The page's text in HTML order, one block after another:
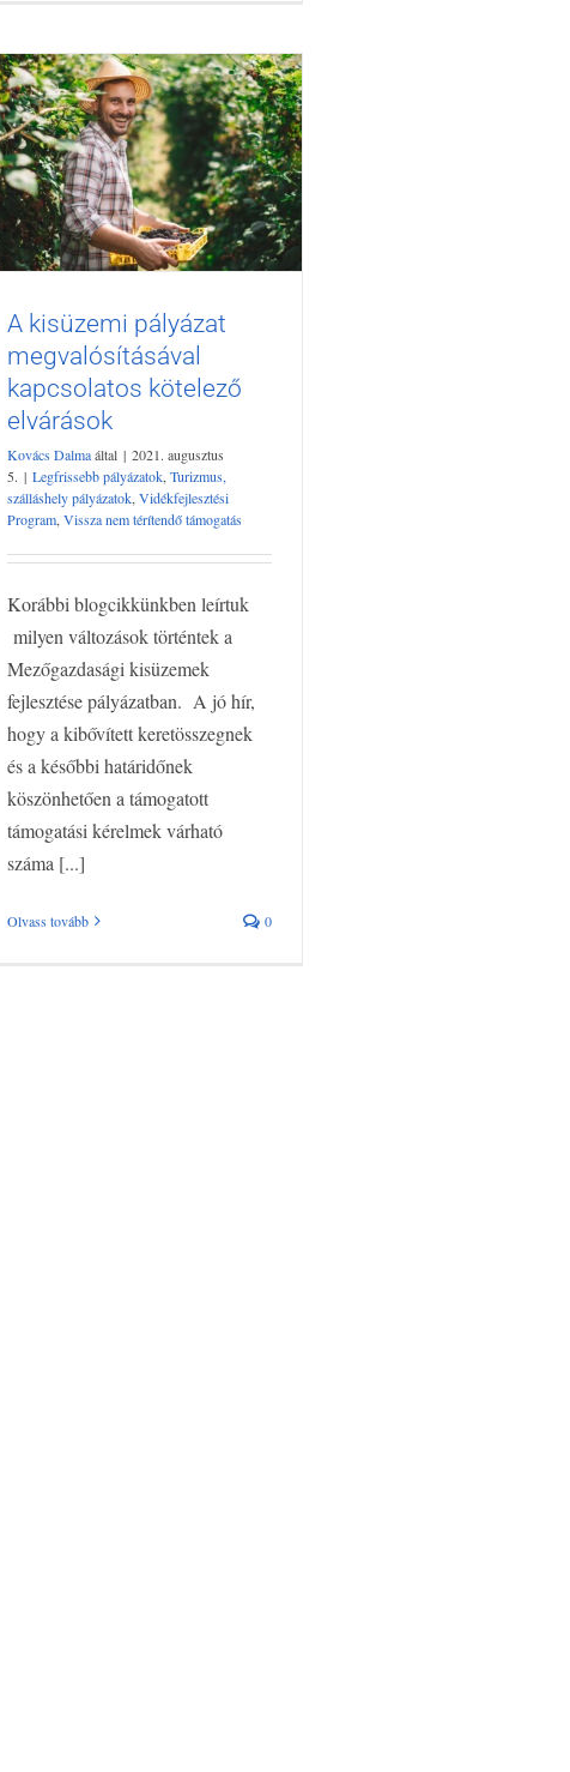
A kisüzemi pályázat
megvalósításával
kapcsolatos kötelező
elvárások
Legfrissebb pályázatok
pályázatok Vidékfejlesztési Program
nem térítendő támogatás
A kisüzemi pályázat
megvalósításával
kapcsolatos kötelező
elvárások
Kovács Dalmaáltal | 2021. augusztus
5. | Legfrissebb pályázatok Turizmus,
szálláshely pályázatok Vidékfejlesztési
Program Vissza nem térítendő támogatás
Korábbi blogcikkünkben leírtuk
milyen változások történtek a
Mezőgazdasági kisüzemek
fejlesztése pályázatban. A jó hír,
hogy a kibővített keretösszegnek
és a későbbi határidőnek
köszönhetően a támogatott
támogatási kérelmek várható
száma [...]
Olvass tovább 0